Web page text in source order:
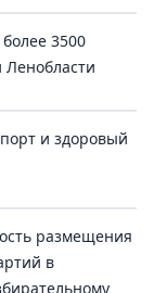
3500
Ленобласти
и здоровый
размещения
в